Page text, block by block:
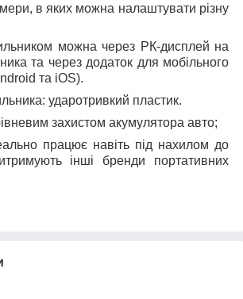
в яких можна налаштувати різну
можна через РК-дисплей на
та через додаток для мобільного
та iOS).
ударотривкий пластик.
захистом акумулятора авто;
працює навіть під нахилом до
інші бренди портативних